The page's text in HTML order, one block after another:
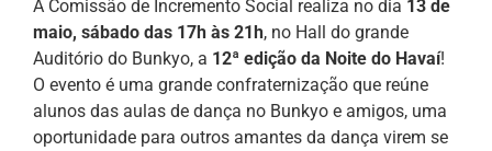
A Comissão de Incremento Social realiza no dia 13 de
maio, sábado das 17h às 21h, no Hall do grande
Auditório do Bunkyo, a 12ª edição da Noite do Havaí!
O evento é uma grande confraternização que reúne
alunos das aulas de dança no Bunkyo e amigos, uma
oportunidade para outros amantes da dança virem se